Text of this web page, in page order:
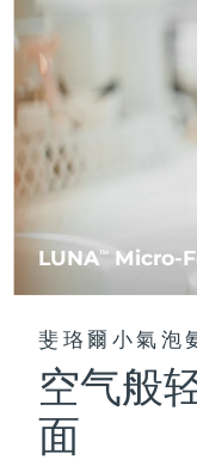
LUNATM Micro-
斐珞爾小氣泡
空气般
面
For
All
面
Red
面膜
For
Anti-
Anti-
生髮
LED
Full-
保健品
NEW
專業治療
中國
哥倫比亞
克羅埃西亞
賽普勒斯
捷克
丹麥
愛沙尼亞
芬蘭